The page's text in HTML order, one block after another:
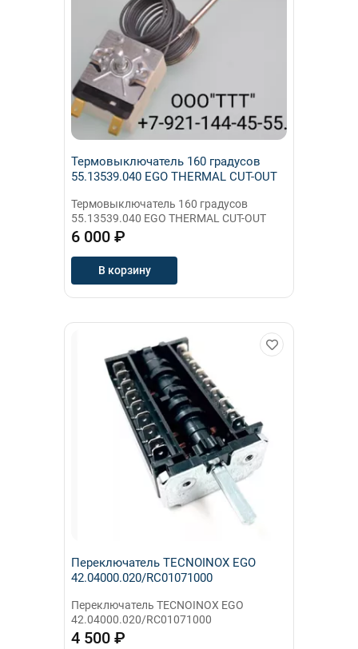
Термовыключатель 160 градусов
55.13539.040 EGO THERMAL CUT-OUT
Термовыключатель 160 градусов
55.13539.040 EGO THERMAL CUT-OUT
6 000 ₽
В корзину
Переключатель TECNOINOX EGO
42.04000.020/RC01071000
Переключатель TECNOINOX EGO
42.04000.020/RC01071000
4 500 ₽